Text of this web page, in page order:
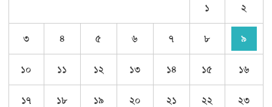
১ ২
৩ ৪ ৫ ৬ ৭ ৮ ৯
১০ ১১ ১২ ১৩ ১৪ ১৫ ১৬
১৭ ১৮ ১৯ ২০ ২১ ২২ ২৩